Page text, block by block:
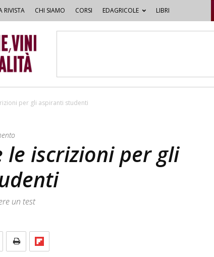
RIVISTA CHI SIAMO CORSI EDAGRICOLE LIBRI
per gli aspiranti studenti
le iscrizioni per gli
un test